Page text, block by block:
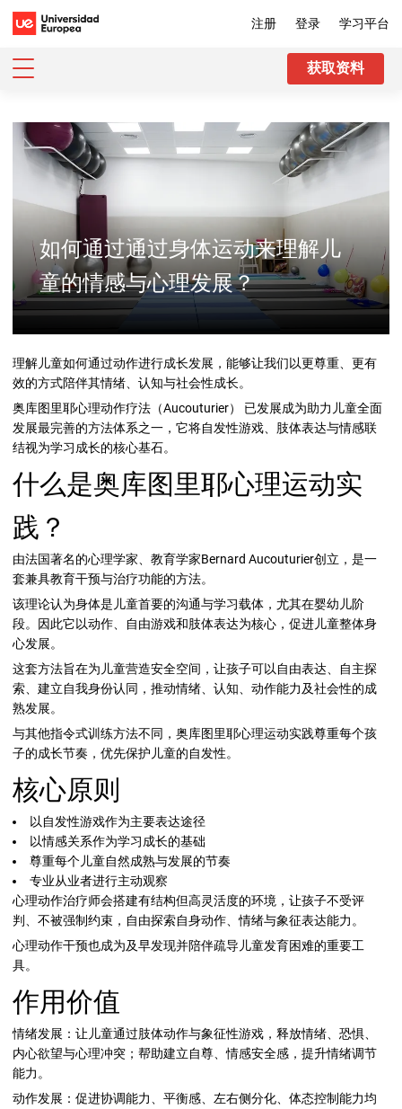
注册 登录 学习平台
获取资料
如何通过通过身体运动来理解儿
童的情感与心理发展？
理解儿童如何通过动作进行成长发展，能够让我们以更尊重、更有
效的方式陪伴其情绪、认知与社会性成长。
奥库图里耶心理动作疗法（Aucouturier） 已发展成为助力儿童全面
发展最完善的方法体系之一，它将自发性游戏、肢体表达与情感联
结视为学习成长的核心基石。
什么是奥库图里耶心理运动实
践？
由法国著名的心理学家、教育学家Bernard Aucouturier创立，是一
套兼具教育干预与治疗功能的方法。
该理论认为身体是儿童首要的沟通与学习载体，尤其在婴幼儿阶
段。因此它以动作、自由游戏和肢体表达为核心，促进儿童整体身
心发展。
这套方法旨在为儿童营造安全空间，让孩子可以自由表达、自主探
索、建立自我身份认同，推动情绪、认知、动作能力及社会性的成
熟发展。
与其他指令式训练方法不同，奥库图里耶心理运动实践尊重每个孩
子的成长节奏，优先保护儿童的自发性。
核心原则
以自发性游戏作为主要表达途径
以情感关系作为学习成长的基础
尊重每个儿童自然成熟与发展的节奏
专业从业者进行主动观察
心理动作治疗师会搭建有结构但高灵活度的环境，让孩子不受评
判、不被强制约束，自由探索自身动作、情绪与象征表达能力。
心理动作干预也成为及早发现并陪伴疏导儿童发育困难的重要工
具。
作用价值
情绪发展：让儿童通过肢体动作与象征性游戏，释放情绪、恐惧、
内心欲望与心理冲突；帮助建立自尊、情感安全感，提升情绪调节
能力。
动作发展：促进协调能力、平衡感、左右侧分化、体态控制能力均